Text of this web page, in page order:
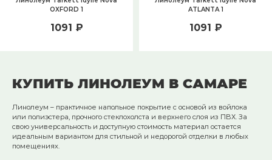
OXFORD 1
1091 ₽
ATLANTA 1
1091 ₽
КУПИТЬ ЛИНОЛЕУМ В САМАРЕ
Линолеум – практичное напольное покрытие с основой из войлока
или полиэстера, прочного стеклохолста и верхнего слоя из ПВХ. За
свою универсальность и доступную стоимость материал остается
идеальным вариантом для стильной и недорогой отделки в любых
помещениях.